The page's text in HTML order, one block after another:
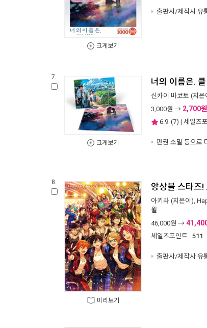
크게보기
출판사/제작사 유
7.
크게보기
너의 이름은.
신카이 마코토 (지은
3,000원 → 2,700원
6.9 (7) | 세일즈
판권 소멸 등으로
8.
미리보기
앙상블 스타즈!
아키라 (지은이),
월
46,000원 →
세일즈포인트 : 511
출판사/제작사 유